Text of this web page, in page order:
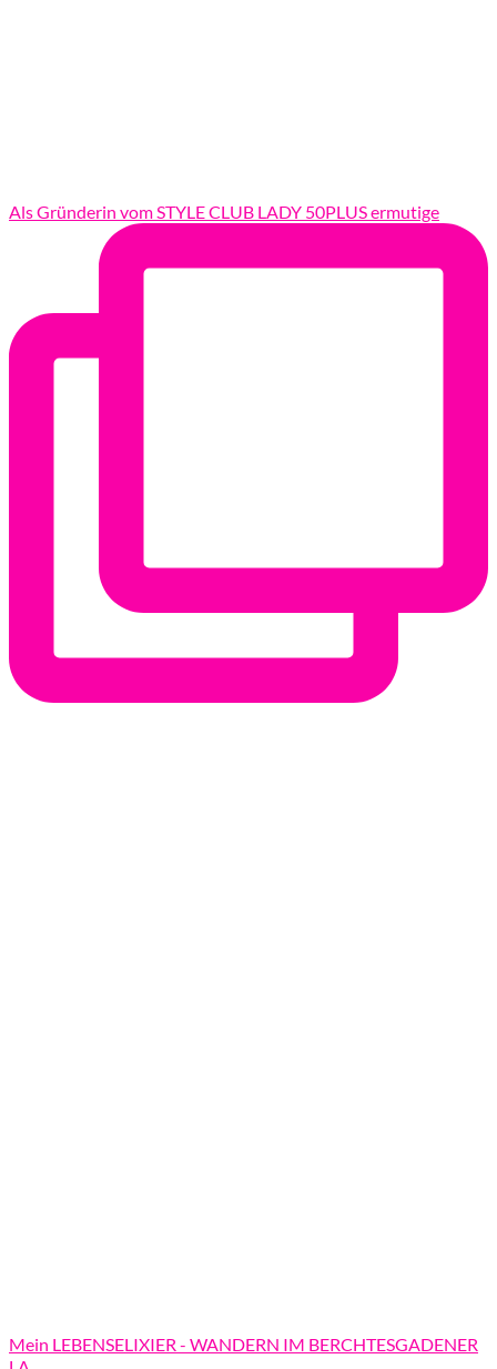
Als Gründerin vom STYLE CLUB LADY 50PLUS ermutige
Mein LEBENSELIXIER - WANDERN IM BERCHTESGADENER